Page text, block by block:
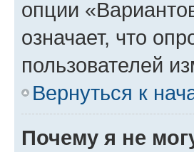
опции
означает, что
пользователей
Вернуться к
Почему я не